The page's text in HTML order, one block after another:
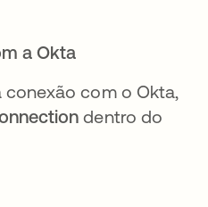
a Okta
com o Okta,
dentro do